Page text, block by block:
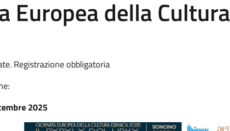
Europea della Cultura
Registrazione obbligatoria
2025